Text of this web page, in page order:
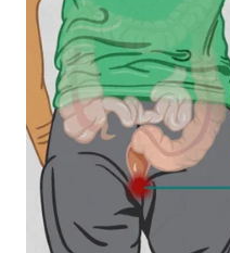
WN
TAPANULI
TENGAH
WN DELI
SERDANG
WN
TEBING